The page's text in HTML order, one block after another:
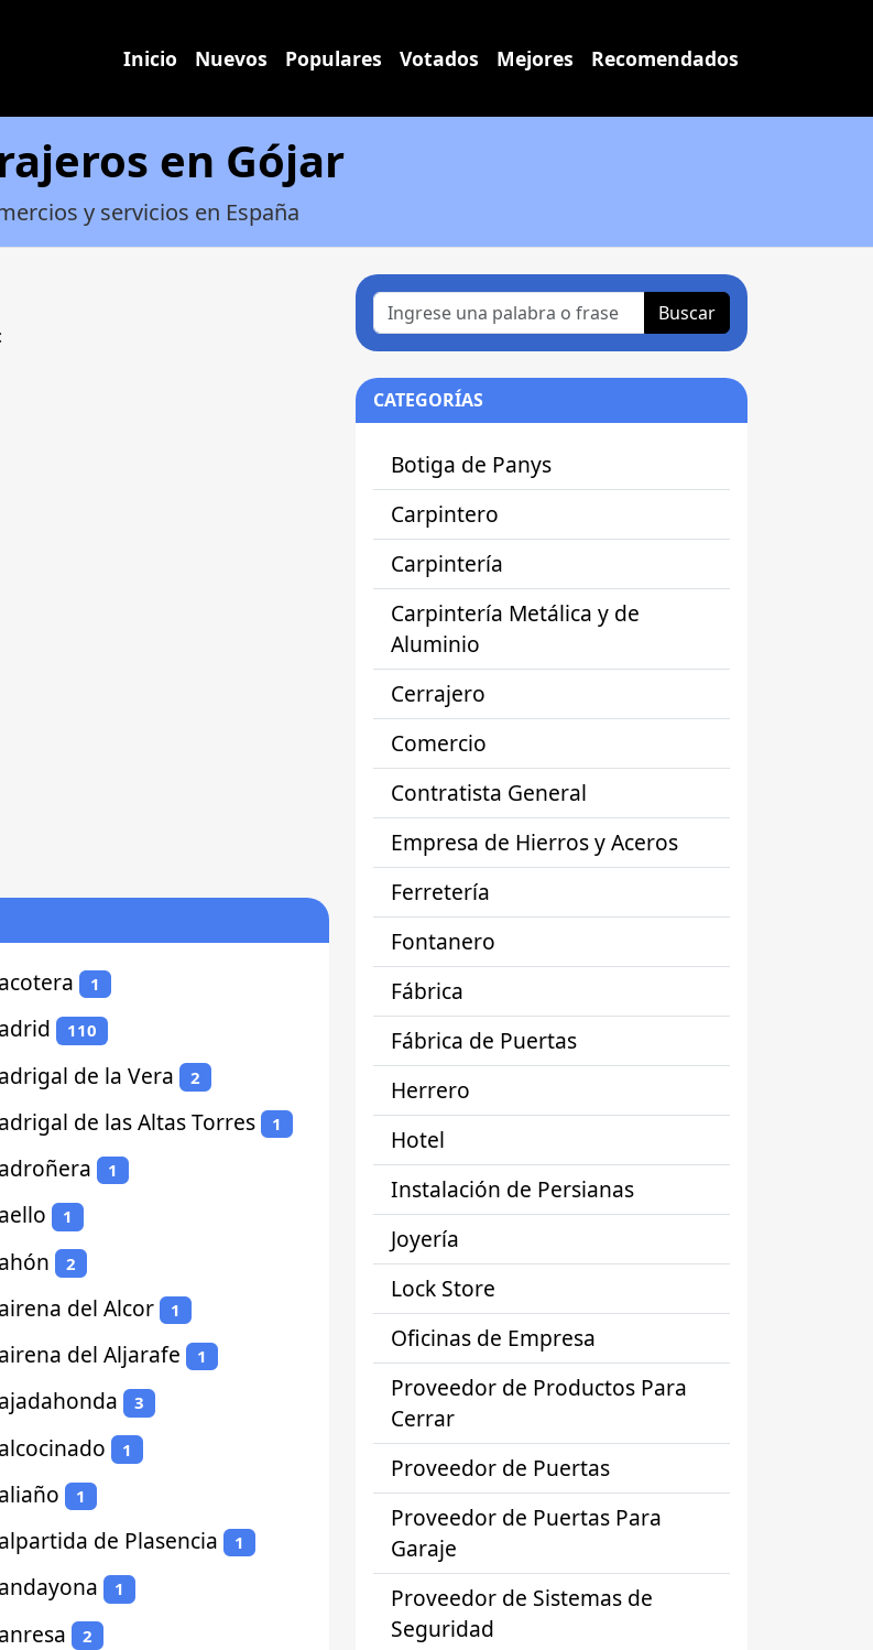
Inicio Nuevos Populares Votados Mejores Recomendados
en Gójar
y servicios en España
1
110
de la Vera 2
de las Altas Torres 1
1
1
2
del Alcor 1
del Aljarafe 1
3
1
1
de Plasencia 1
1
2
Buscar
CATEGORÍAS
Botiga de Panys
Carpintero
Carpintería
Carpintería Metálica y de
Aluminio
Cerrajero
Comercio
Contratista General
Empresa de Hierros y Aceros
Ferretería
Fontanero
Fábrica
Fábrica de Puertas
Herrero
Hotel
Instalación de Persianas
Joyería
Lock Store
Oficinas de Empresa
Proveedor de Productos Para
Cerrar
Proveedor de Puertas
Proveedor de Puertas Para
Garaje
Proveedor de Sistemas de
Seguridad